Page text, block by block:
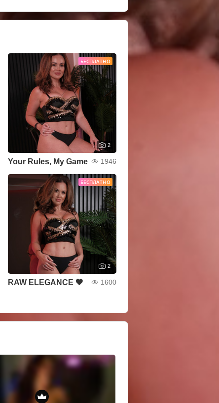
БЕСПЛАТНО
2
Your Rules, My Game 1946
БЕСПЛАТНО
2
RAW ELEGANCE 🖤 1600